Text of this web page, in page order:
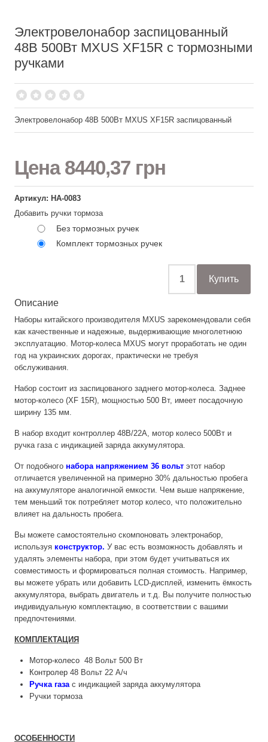
Электровелонабор заспицованный
48В 500Вт MXUS XF15R с тормозными
ручками
Электровелонабор 48В 500Вт MXUS XF15R заспицованный
Цена8440,37 грн
Артикул: НА-0083
Добавить ручки тормоза
Без тормозных ручек
Комплект тормозных ручек
Описание
Наборы китайского производителя MXUS зарекомендовали себя
как качественные и надежные, выдерживающие многолетнюю
эксплуатацию. Мотор-колеса MXUS могут проработать не один
год на украинских дорогах, практически не требуя
обслуживания.
Набор состоит из заспицованого заднего мотор-колеса. Заднее
мотор-колесо (XF 15R), мощностью 500 Вт, имеет посадочную
ширину 135 мм.
В набор входит контроллер 48В/22А, мотор колесо 500Вт и
ручка газа с индикацией заряда аккумулятора.
От подобного набора напряжением 36 вольт этот набор
отличается увеличенной на примерно 30% дальностью пробега
на аккумуляторе аналогичной емкости. Чем выше напряжение,
тем меньший ток потребляет мотор колесо, что положительно
влияет на дальность пробега.
Вы можете самостоятельно скомпоновать электронабор,
используя конструктор. У вас есть возможность добавлять и
удалять элементы набора, при этом будет учитываться их
совместимость и формироваться полная стоимость. Например,
вы можете убрать или добавить LCD-дисплей, изменить ёмкость
аккумулятора, выбрать двигатель и т.д. Вы получите полностью
индивидуальную комплектацию, в соответствии с вашими
предпочтениями.
КОМПЛЕКТАЦИЯ
Мотор-колесо 48 Вольт 500 Вт
Контролер 48 Вольт 22 А/ч
Ручка газа с индикацией заряда аккумулятора
Ручки тормоза
ОСОБЕННОСТИ